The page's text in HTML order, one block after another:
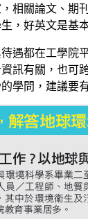
相關論文、期
，好英文是基
遇都在工學院
訊有關，也可
學問，建議要